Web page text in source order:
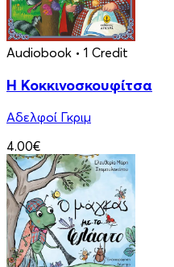
Audiobook • 1 Credit
Η Κοκκινοσκουφίτσα
Αδελφοί Γκριμ
4.00€